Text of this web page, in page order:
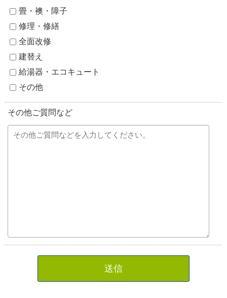
畳・襖・障子
修理・修繕
全面改修
建替え
給湯器・エコキュート
その他
その他ご質問など
送信